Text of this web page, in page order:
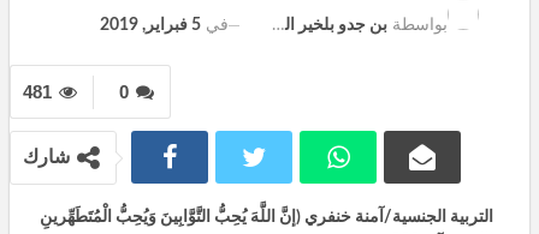
بواسطة بن جدو بلخير المشرف العام في 5 فبراير, 2019
0
481
شارك
التربية الجنسية/آمنة خنفري (إنَّ اللَّهَ يُحِبُّ التَّوَّابِينَ وَيُحِبُّ الْمُتَطَهِّرينِ